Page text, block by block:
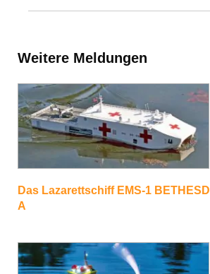
Weitere Meldungen
Das Lazarettschiff EMS-1 BETHESD
A